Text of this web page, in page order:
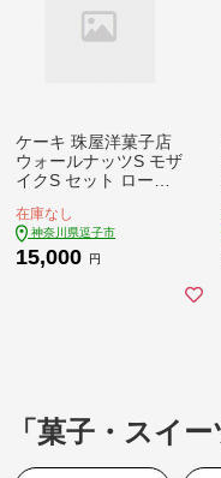
ケーキ 珠屋洋菓子店
ウォールナッツS モザ
イクS セット ロール
レート スイーツ 菓子
お菓子 洋菓子 デザー
ト お楽しみ
在庫なし
神奈川県逗子市
15,000 円
「菓子・スイ